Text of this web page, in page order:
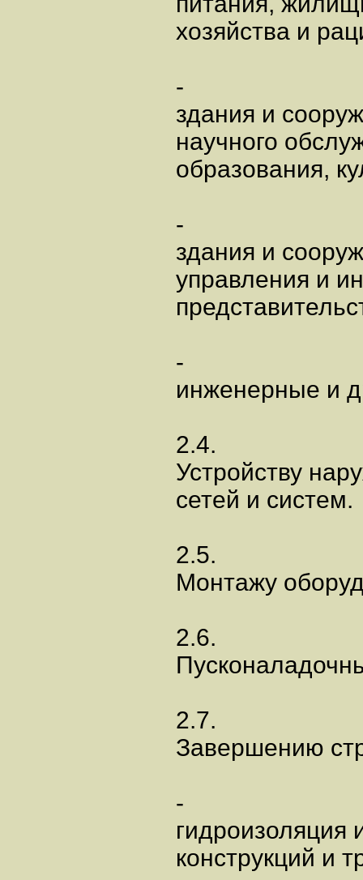
хозяйства и
-
здания и
научного
образования,
-
здания и
управления и
-
инженерные и
2.4.
Устройству
сетей и систем.
2.5.
Монтажу
2.6.
2.7.
Завершению
-
гидроизоляция
конструкций и